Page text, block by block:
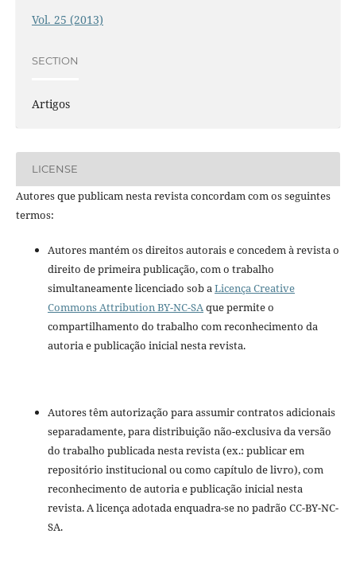
Vol. 25 (2013)
SECTION
Artigos
LICENSE
Autores que publicam nesta revista concordam com os seguintes
termos:
Autores mantém os direitos autorais e concedem à revista o
direito de primeira publicação, com o trabalho
simultaneamente licenciado sob aLicença Creative
Commons Attribution BY-NC-SAque permite o
compartilhamento do trabalho com reconhecimento da
autoria e publicação inicial nesta revista.
Autores têm autorização para assumir contratos adicionais
separadamente, para distribuição não-exclusiva da versão
do trabalho publicada nesta revista (ex.: publicar em
repositório institucional ou como capítulo de livro), com
reconhecimento de autoria e publicação inicial nesta
revista. A licença adotada enquadra-se no padrão CC-BY-NC-
SA.